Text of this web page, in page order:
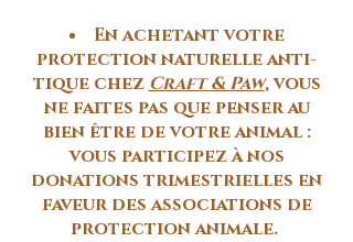
En achetant votre
protection naturelle anti-
tique chez Craft & Paw, vous
ne faites pas que penser au
bien être de votre animal :
vous participez à nos
donations trimestrielles en
faveur des associations de
protection animale.